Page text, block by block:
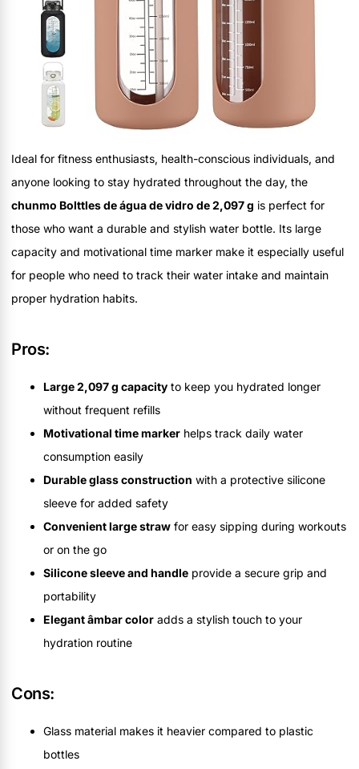
Ideal for fitness enthusiasts, health-conscious individuals, and
anyone looking to stay hydrated throughout the day, the
chunmo Bolttles de água de vidro de 2,097 g is perfect for
those who want a durable and stylish water bottle. Its large
capacity and motivational time marker make it especially useful
for people who need to track their water intake and maintain
proper hydration habits.
Pros:
Large 2,097 g capacity to keep you hydrated longer
without frequent refills
Motivational time marker helps track daily water
consumption easily
Durable glass construction with a protective silicone
sleeve for added safety
Convenient large straw for easy sipping during workouts
or on the go
Silicone sleeve and handle provide a secure grip and
portability
Elegant âmbar color adds a stylish touch to your
hydration routine
Cons:
Glass material makes it heavier compared to plastic
bottles